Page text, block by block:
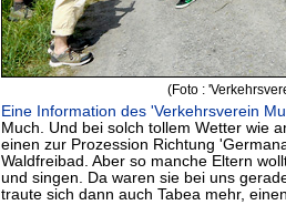
(Foto :
Eine Information des 'Verkehrsverein
Much. Und bei solch tollem Wetter wie
einen zur Prozession Richtung
Waldfreibad. Aber so manche Eltern
und singen. Da waren sie bei uns
traute sich dann auch Tabea mehr,